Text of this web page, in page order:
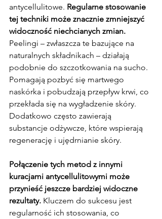
antycellulitowe. Regularne stosowanie
tej techniki może znacznie zmniejszyć
widoczność niechcianych zmian.
Peelingi – zwłaszcza te bazujące na
naturalnych składnikach – działają
podobnie do szczotkowania na sucho.
Pomagają pozbyć się martwego
naskórka i pobudzają przepływ krwi, co
przekłada się na wygładzenie skóry.
Dodatkowo często zawierają
substancje odżywcze, które wspierają
regenerację i ujędrnianie skóry.
Połączenie tych metod z innymi
kuracjami antycellulitowymi może
przynieść jeszcze bardziej widoczne
rezultaty. Kluczem do sukcesu jest
regularność ich stosowania, co